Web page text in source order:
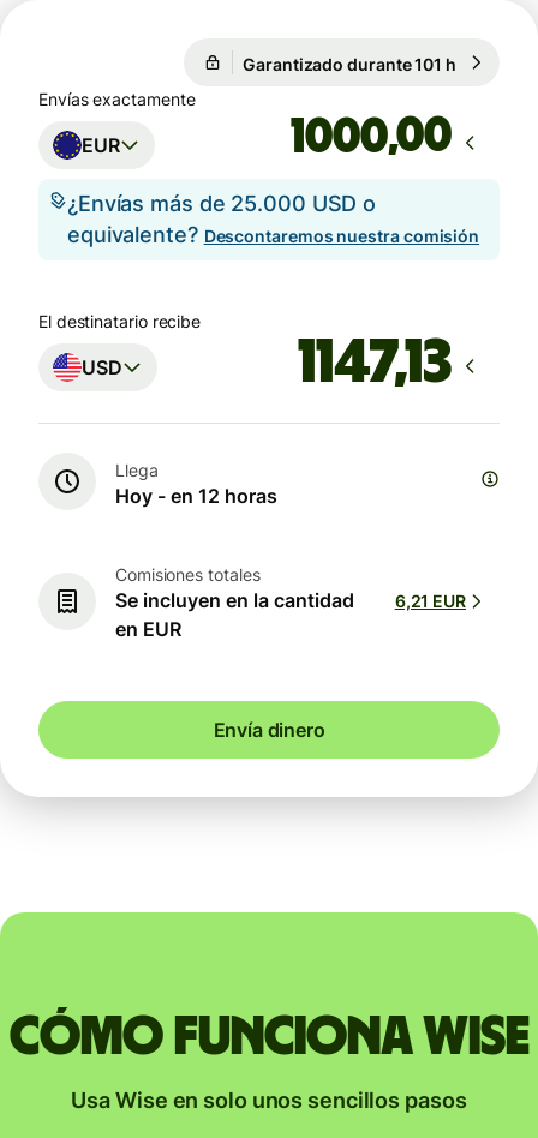
Garantizado durante 101 h
Envías exactamente
EUR ,00
¿Envías más de 25.000 USD o
equivalente? Descontaremos nuestra comisión
El destinatario recibe
USD
Llega
Hoy - en 12 horas
Comisiones totales
Se incluyen en la cantidad
en EUR
6,21 EUR
Envía dinero
Cómo funciona Wise
Usa Wise en solo unos sencillos pasos